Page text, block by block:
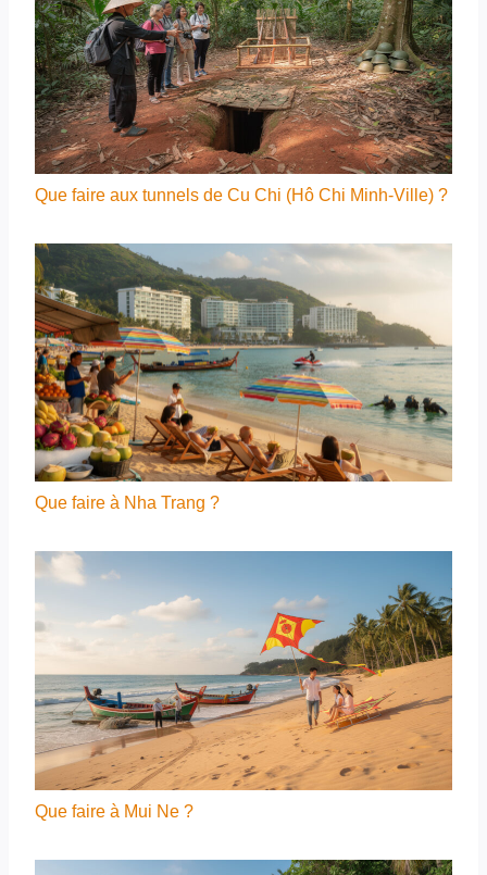
Que faire aux tunnels de Cu Chi (Hô Chi Minh-Ville) ?
Que faire à Nha Trang ?
Que faire à Mui Ne ?